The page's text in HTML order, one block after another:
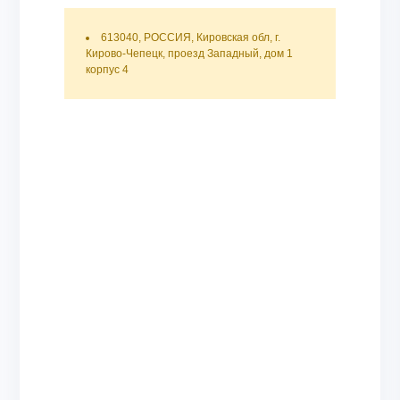
613040, РОССИЯ, Кировская обл, г.
Кирово-Чепецк, проезд Западный, дом 1
корпус 4